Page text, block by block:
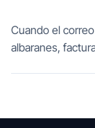
Cuando el
albaranes,